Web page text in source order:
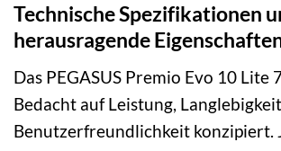
Technische Spezifikationen
herausragende
Das PEGASUS Premio Evo 10
Bedacht auf Leistung,
Benutzerfreundlichkeit konzipiert.